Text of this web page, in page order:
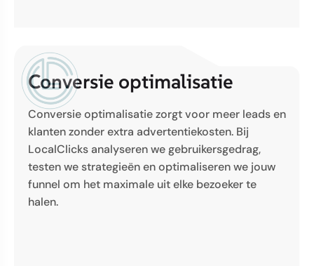
Conversie optimalisatie
Conversie optimalisatie zorgt voor meer leads en
klanten zonder extra advertentiekosten. Bij
LocalClicks analyseren we gebruikersgedrag,
testen we strategieën en optimaliseren we jouw
funnel om het maximale uit elke bezoeker te
halen.